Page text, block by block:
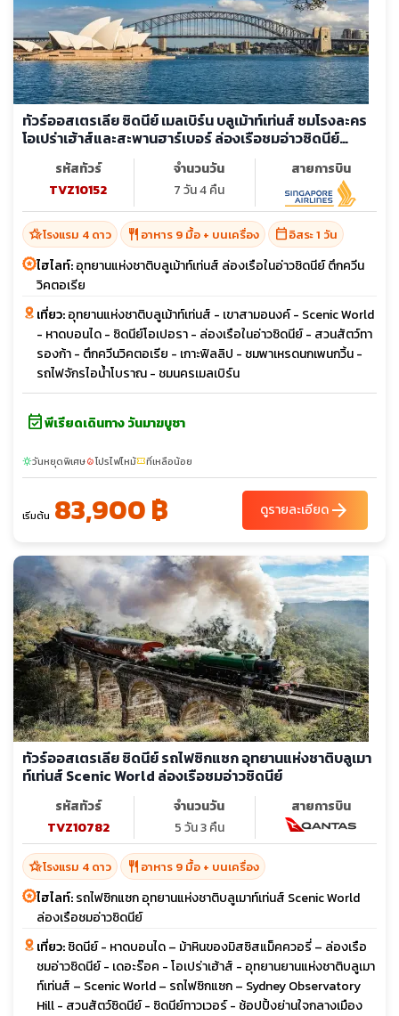
ทัวร์ออสเตรเลีย ซิดนีย์ เมลเบิร์น บลูเม้าท์เท่นส์ ชมโรงละคร
โอเปร่าเฮ้าส์และสะพานฮาร์เบอร์ ล่องเรือชมอ่าวซิดนีย์
รหัสทัวร์
TVZ10152
จำนวนวัน
7 วัน 4 คืน
สายการบิน
hotel_classโรงแรม 4 ดาว restaurant อาหาร 9 มื้อ + บนเครื่อง calendar_todayอิสระ 1 วัน
ไฮไลท์:อุทยานแห่งชาติบลูเม้าท์เท่นส์ ล่องเรือในอ่าวซิดนีย์ ตึกควีน
วิคตอเรีย
เที่ยว:อุทยานแห่งชาติบลูเม้าท์เท่นส์ - เขาสามอนงค์ - Scenic World
- หาดบอนได - ซิดนีย์โอเปอรา - ล่องเรือในอ่าวซิดนีย์ - สวนสัตว์ทา
รองก้า - ตึกควีนวิคตอเรีย - เกาะฟิลลิป - ชมพาเหรดนกเพนกวิ้น -
รถไฟจักรไอน้ำโบราณ - ชมนครเมลเบิร์น
event_availableพีเรียดเดินทาง วันมาฆบูชา
sunnyวันหยุดพิเศษlocal_fire_departmentโปรไฟไหม้confirmation_numberที่เหลือน้อย
เริ่มต้น 83,900 ฿ ดูรายละเอียดarrow_forward
ทัวร์ออสเตรเลีย ซิดนีย์ รถไฟซิกแซก อุทยานแห่งชาติบลูเมา
ท์เท่นส์ Scenic World ล่องเรือชมอ่าวซิดนีย์
รหัสทัวร์
TVZ10782
จำนวนวัน
5 วัน 3 คืน
สายการบิน
hotel_classโรงแรม 4 ดาว restaurant อาหาร 9 มื้อ + บนเครื่อง
ไฮไลท์:รถไฟซิกแซก อุทยานแห่งชาติบลูเมาท์เท่นส์ Scenic World
ล่องเรือชมอ่าวซิดนีย์
เที่ยว:ซิดนีย์ - หาดบอนได – ม้าหินของมิสซิสแม็คควอรี่ – ล่องเรือ
ชมอ่าวซิดนีย์ - เดอะร๊อค - โอเปร่าเฮ้าส์ - อุทยานยานแห่งชาติบลูเมา
ท์เท่นส์ – Scenic World – รถไฟซิกแซก – Sydney Observatory
Hill - สวนสัตว์ซิดนีย์ - ซิดนีย์ทาวเวอร์ - ช้อปปิ้งย่านใจกลางเมือง